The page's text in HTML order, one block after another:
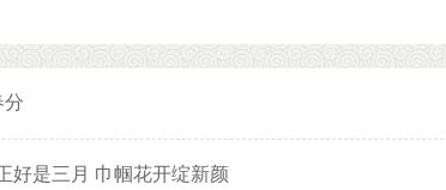
分
好是三月 巾帼花开绽新颜